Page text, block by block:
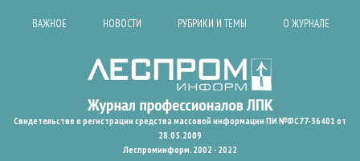
ВАЖНОЕ НОВОСТИ РУБРИКИ И ТЕМЫ О ЖУРНАЛЕ
Свидетельство о регистрации средства массовой информации ПИ №ФС77-36401 от
28.05.2009
Леспроминформ. 2002 - 2022